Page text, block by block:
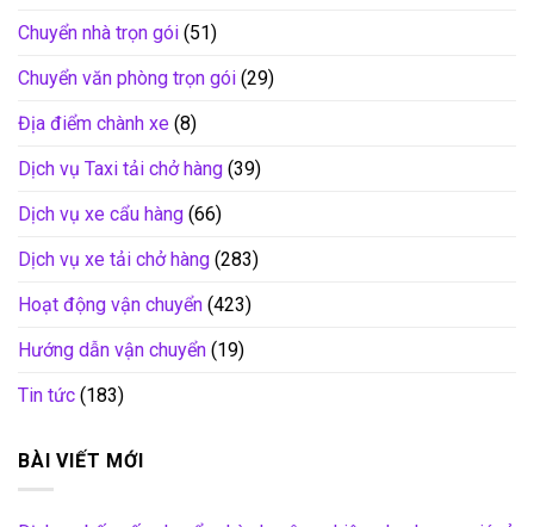
Chuyển nhà trọn gói (51)
Chuyển văn phòng trọn gói (29)
Địa điểm chành xe (8)
Dịch vụ Taxi tải chở hàng (39)
Dịch vụ xe cẩu hàng (66)
Dịch vụ xe tải chở hàng (283)
Hoạt động vận chuyển (423)
Hướng dẫn vận chuyển (19)
Tin tức (183)
BÀI VIẾT MỚI